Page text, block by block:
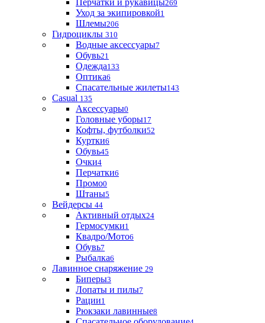
Перчатки и рукавицы269
Уход за экипировкой1
Шлемы206
Гидроциклы 310
Водные аксессуары7
Обувь21
Одежда133
Оптика6
Спасательные жилеты143
Casual 135
Аксессуары0
Головные уборы17
Кофты, футболки52
Куртки6
Обувь45
Очки4
Перчатки6
Промо0
Штаны5
Вейдерсы 44
Активный отдых24
Гермосумки1
Квадро/Мото6
Обувь7
Рыбалка6
Лавинное снаряжение 29
Биперы3
Лопаты и пилы7
Рации1
Рюкзаки лавинные8